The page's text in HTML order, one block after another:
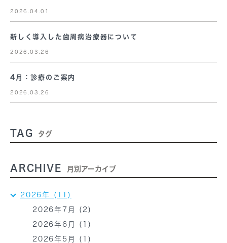
2026.04.01
新しく導入した歯周病治療器について
2026.03.26
4月：診療のご案内
2026.03.26
TAG タグ
ARCHIVE 月別アーカイブ
2026年 (11)
2026年7月 (2)
2026年6月 (1)
2026年5月 (1)